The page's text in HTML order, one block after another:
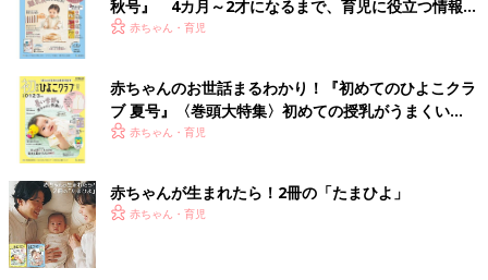
秋号』 4カ月～2才になるまで、育児に役立つ情報が
いっぱい！
赤ちゃん・育児
赤ちゃんのお世話まるわかり！『初めてのひよこクラ
ブ 夏号』〈巻頭大特集〉初めての授乳がうまくい
く！ おっぱい・ミルクの基本と夏のトラブル 解決テ
赤ちゃん・育児
赤ちゃんが生まれたら！2冊の「たまひよ」
赤ちゃん・育児